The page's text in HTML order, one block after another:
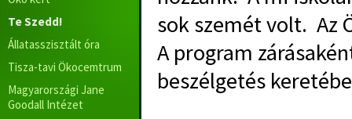
Te Szedd!
Állatasszisztált óra
Tisza-tavi Ökocemtrum
Magyarországi Jane
Goodall Intézet
sok szemét volt. Az
A program
beszélgetés